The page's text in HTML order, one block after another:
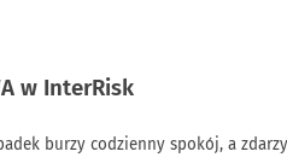
w InterRisk
burzy codzienny spokój, a